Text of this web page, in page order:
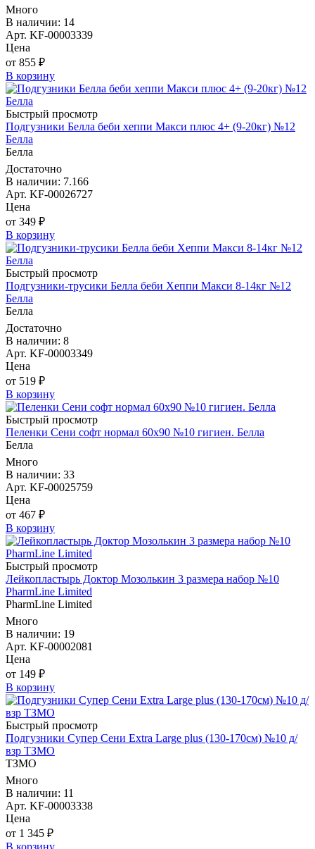
Много
В наличии: 14
Арт. KF-00003339
Цена
от 855 ₽
В корзину
Быстрый просмотр
Подгузники Белла беби хеппи Макси плюс 4+ (9-20кг) №12
Белла
Белла
Достаточно
В наличии: 7.166
Арт. KF-00026727
Цена
от 349 ₽
В корзину
Быстрый просмотр
Подгузники-трусики Белла беби Хеппи Макси 8-14кг №12
Белла
Белла
Достаточно
В наличии: 8
Арт. KF-00003349
Цена
от 519 ₽
В корзину
Быстрый просмотр
Пеленки Сени софт нормал 60х90 №10 гигиен. Белла
Белла
Много
В наличии: 33
Арт. KF-00025759
Цена
от 467 ₽
В корзину
Быстрый просмотр
Лейкопластырь Доктор Мозолькин 3 размера набор №10
PharmLine Limited
PharmLine Limited
Много
В наличии: 19
Арт. KF-00002081
Цена
от 149 ₽
В корзину
Быстрый просмотр
Подгузники Супер Сени Extra Large plus (130-170см) №10 д/
взр ТЗМО
ТЗМО
Много
В наличии: 11
Арт. KF-00003338
Цена
от 1 345 ₽